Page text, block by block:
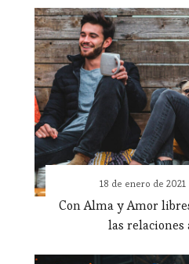
Con Alma y Amor
las relaciones
18 de enero de 2021